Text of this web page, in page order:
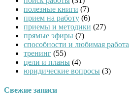
полезные книги (7)
прием на работу (6)
приемы и методики (27)
прямые эфиры (7)
способности и любимая работа
тренинг (55)
цели и планы (4)
юридические вопросы (3)
Свежие записи